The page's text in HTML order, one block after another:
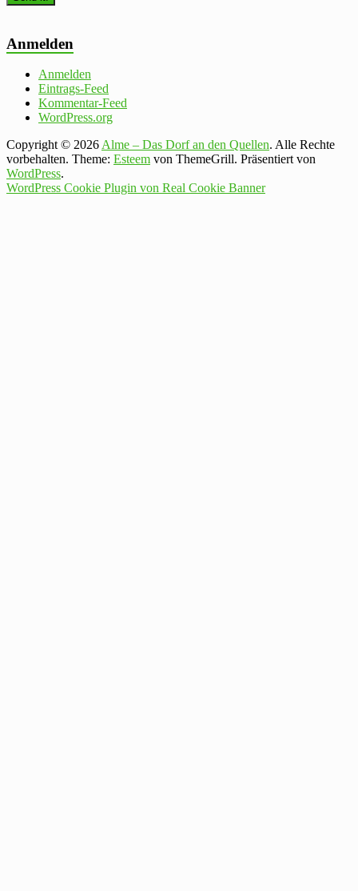
Anmelden
Anmelden
Eintrags-Feed
Kommentar-Feed
WordPress.org
Copyright © 2026 Alme – Das Dorf an den Quellen. Alle Rechte
vorbehalten. Theme: Esteem von ThemeGrill. Präsentiert von
WordPress.
WordPress Cookie Plugin von Real Cookie Banner